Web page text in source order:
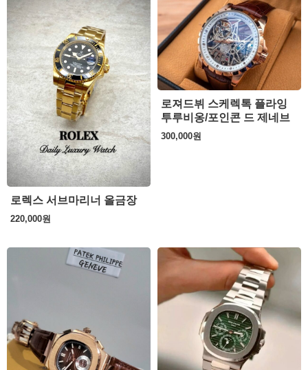
로렉스 서브마리너 올금장
220,000원
로져드뷔 스케렉톡 플라잉
투루비옹/포인콘 드 제네브
300,000원